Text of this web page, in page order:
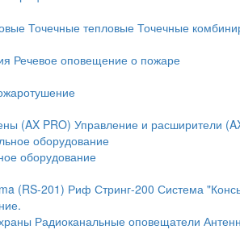
Точечные тепловые Точечные
Речевое оповещение о пожаре
(AX PRO) Управление и расширители
оборудование
оборудование
(RS-201) Риф Стринг-200 Система
Радиоканальные оповещатели